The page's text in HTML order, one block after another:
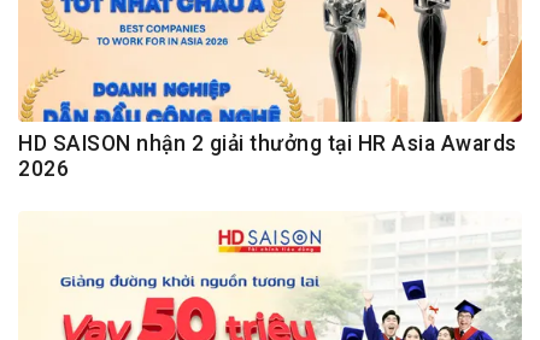
HD SAISON nhận 2 giải thưởng tại HR Asia Awards
2026